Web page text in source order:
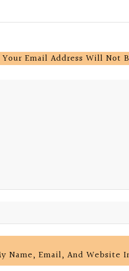
Your Email Address Will Not
Name, Email, And Website